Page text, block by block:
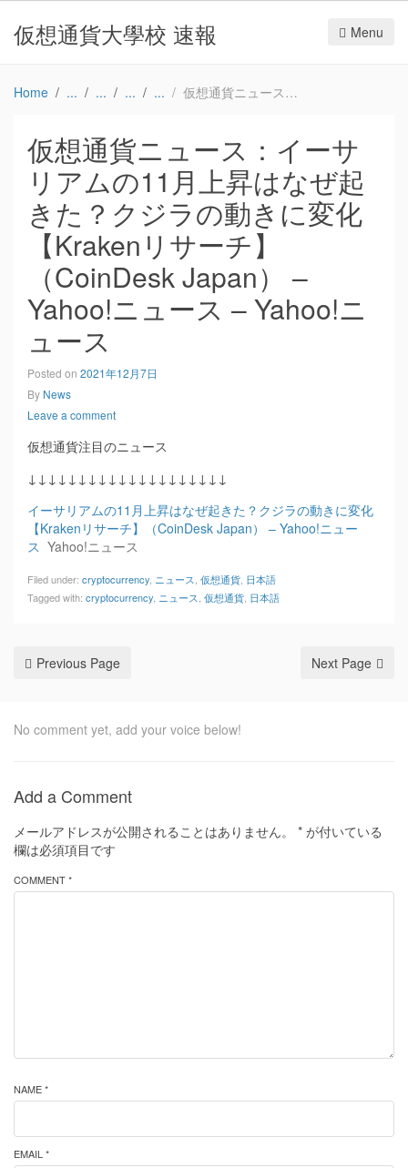
仮想通貨大學校 速報 Menu
Home 仮想通貨ニュース：イーサリアムの11月上昇はなぜ起きた？クジラの動きに変化 【Krakenリサーチ】（CoinDesk Japan） – Yahoo!ニュース – Yahoo!ニュース
仮想通貨ニュース：イーサ
リアムの11月上昇はなぜ起
きた？クジラの動きに変化
【Krakenリサーチ】
（CoinDesk Japan） –
Yahoo!ニュース – Yahoo!ニ
ュース
Posted on 2021年12月7日
By News
Leave a comment
仮想通貨注目のニュース
↓↓↓↓↓↓↓↓↓↓↓↓↓↓↓↓↓↓↓↓
イーサリアムの11月上昇はなぜ起きた？クジラの動きに変化
【Krakenリサーチ】（CoinDesk Japan） – Yahoo!ニュー
ス Yahoo!ニュース
Filed under: cryptocurrency ニュース 仮想通貨 日本語
Tagged with: cryptocurrency ニュース 仮想通貨 日本語
Previous Page Next Page
No comment yet, add your voice below!
Add a Comment
メールアドレスが公開されることはありません。 * が付いている
欄は必須項目です
COMMENT *
NAME *
EMAIL *